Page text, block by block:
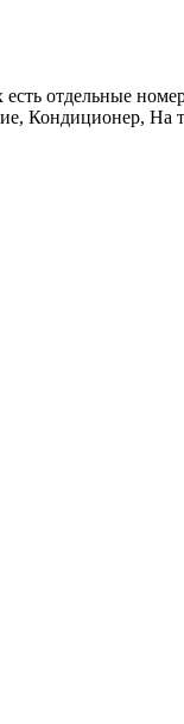
отдельные
Кондиционер, На